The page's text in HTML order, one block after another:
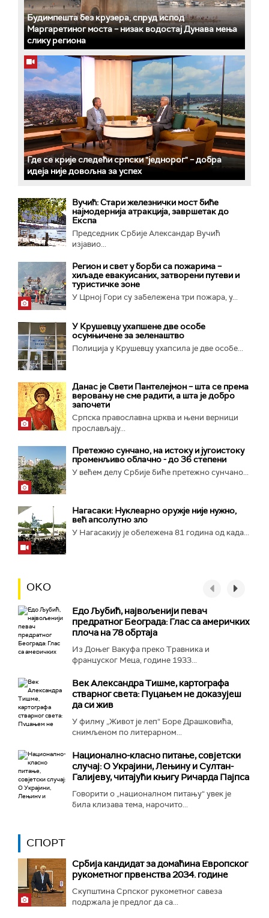
Будимпешта без крузера, спруд испод
Маргаретиног моста – низак водостај Дунава мења
слику региона
Где се крије следећи српски "једнорог" – добра
идеја није довољна за успех
Вучић: Стари железнички мост биће
најмодернија атракција, завршетак до
Експа
Председник Србије Александар Вучић
изјавио...
Регион и свет у борби са пожарима –
хиљаде евакуисаних, затворени путеви и
туристичке зоне
У Црној Гори су забележена три пожара, у...
У Крушевцу ухапшене две особе
осумњичене за зеленаштво
Полиција у Крушевцу ухапсила је две особе...
Данас је Свети Пантелејмон – шта се према
веровању не сме радити, а шта је добро
започети
Српска православна црква и њени верници
прослављају...
Претежно сунчано, на истоку и југоистоку
променљиво облачно - до 36 степени
У већем делу Србије биће претежно сунчано...
Нагасаки: Нуклеарно оружје није нужно,
већ апсолутно зло
У Нагасакију је обележена 81 година од када...
ОКО
Едо Љубић, највољенији певач
предратног Београда: Глас са америчких
плоча на 78 обртаја
Из Доњег Вакуфа преко Травника и
француског Меца, године 1933...
Век Александра Тишме, картографа
стварног света: Пуцањем не доказујеш
да си жив
У филму „Живот је леп“ Боре Драшковића,
снимљеном по литерарном...
Национално-класнo питање, совјетски
случај: О Украјини, Лењину и Султан-
Галијеву, читајући књигу Ричарда Пајпса
Говорити о „националном питању“ увек је
била клизава тема, нарочито...
СПОРТ
Србија кандидат за домаћина Европског
рукометног првенства 2034. године
Скупштина Српског рукометног савеза
подржала је предлог да са...